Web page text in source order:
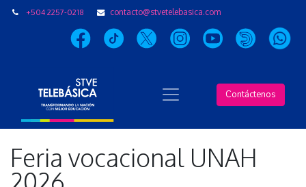
+504 2257-0218 contacto@stvetelebasica.com
Contáctenos
Feria vocacional UNAH